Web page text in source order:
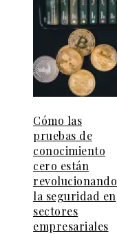
Cómo las
pruebas de
conocimiento
cero están
revolucionando
la seguridad en
sectores
empresariales